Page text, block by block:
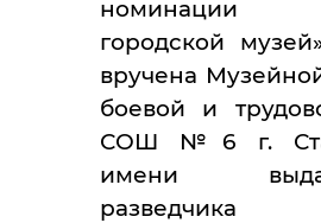
номинации
городской
вручена
боевой и
СОШ №6 г.
имени
разведчика